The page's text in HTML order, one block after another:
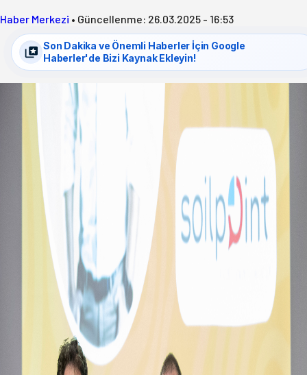
Haber Merkezi • Güncellenme: 26.03.2025 - 16:53
Son Dakika ve Önemli Haberler İçin Google
Haberler'de Bizi Kaynak Ekleyin!